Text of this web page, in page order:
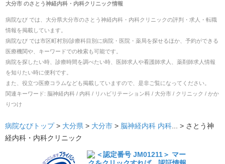
大分市のさとう神経内科・内科クリニック情報
病院なび では、 大分県大分市のさとう神経内科・内科クリニックの評判・求人・転職
情報を掲載しています。
病院なび では市区町村別/診療科目別に病院・医院・薬局を探せるほか、予約ができる
医療機関や、キーワードでの検索も可能です。
病院を探したい時、診療時間を調べたい時、医師求人や看護師求人、薬剤師求人情報
を知りたい時に便利です。
また、役立つ医療コラムなども掲載していますので、是非ご覧になってください。
関連キーワード: 脳神経内科 / 内科 / リハビリテーション科 / 大分市 / クリニック / かか
りつけ
病院なびトップ > 大分県 > 大分市 > 脳神経内科 内科 ... > さとう神
経内科・内科クリニック